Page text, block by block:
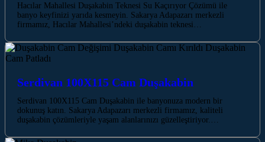
Hacılar Mahallesi Duşakabin Teknesi Su Kaçırıyor Çözümü ile
banyo keyfinizi yarıda kesmeyin. Sakarya Adapazarı merkezli
firmamız, Hacılar Mahallesi’ndeki duşakabin teknesi…
Serdivan 100X115 Cam Duşakabin
Serdivan 100X115 Cam Duşakabin ile banyonuza modern bir
dokunuş katın. Sakarya Adapazarı merkezli firmamız, kaliteli
duşakabin çözümleriyle yaşam alanlarınızı güzelleştiriyor.…